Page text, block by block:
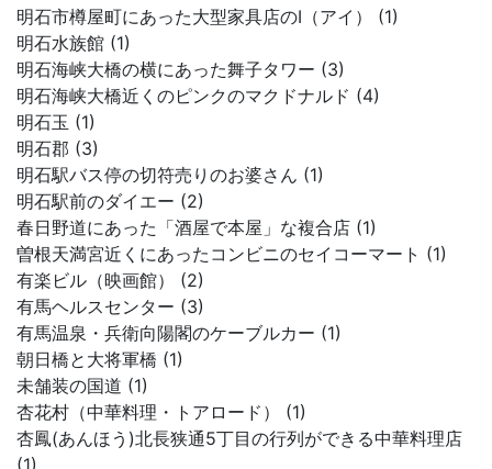
明石市樽屋町にあった大型家具店のI（アイ） (1)
明石水族館 (1)
明石海峡大橋の横にあった舞子タワー (3)
明石海峡大橋近くのピンクのマクドナルド (4)
明石玉 (1)
明石郡 (3)
明石駅バス停の切符売りのお婆さん (1)
明石駅前のダイエー (2)
春日野道にあった「酒屋で本屋」な複合店 (1)
曽根天満宮近くにあったコンビニのセイコーマート (1)
有楽ビル（映画館） (2)
有馬ヘルスセンター (3)
有馬温泉・兵衛向陽閣のケーブルカー (1)
朝日橋と大将軍橋 (1)
未舗装の国道 (1)
杏花村（中華料理・トアロード） (1)
杏鳳(あんほう)北長狭通5丁目の行列ができる中華料理店
(1)